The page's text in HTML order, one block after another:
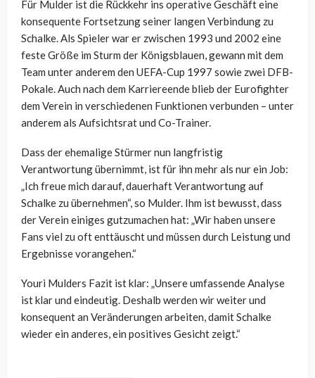
Für Mulder ist die Rückkehr ins operative Geschäft eine
konsequente Fortsetzung seiner langen Verbindung zu
Schalke. Als Spieler war er zwischen 1993 und 2002 eine
feste Größe im Sturm der Königsblauen, gewann mit dem
Team unter anderem den UEFA-Cup 1997 sowie zwei DFB-
Pokale. Auch nach dem Karriereende blieb der Eurofighter
dem Verein in verschiedenen Funktionen verbunden – unter
anderem als Aufsichtsrat und Co-Trainer.
Dass der ehemalige Stürmer nun langfristig
Verantwortung übernimmt, ist für ihn mehr als nur ein Job:
„Ich freue mich darauf, dauerhaft Verantwortung auf
Schalke zu übernehmen“, so Mulder. Ihm ist bewusst, dass
der Verein einiges gutzumachen hat: „Wir haben unsere
Fans viel zu oft enttäuscht und müssen durch Leistung und
Ergebnisse vorangehen.“
Youri Mulders Fazit ist klar: „Unsere umfassende Analyse
ist klar und eindeutig. Deshalb werden wir weiter und
konsequent an Veränderungen arbeiten, damit Schalke
wieder ein anderes, ein positives Gesicht zeigt.“